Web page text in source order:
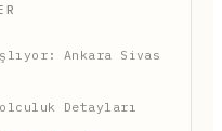
Ankara Sivas
Detayları